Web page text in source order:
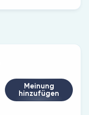
Meinung
hinzufügen